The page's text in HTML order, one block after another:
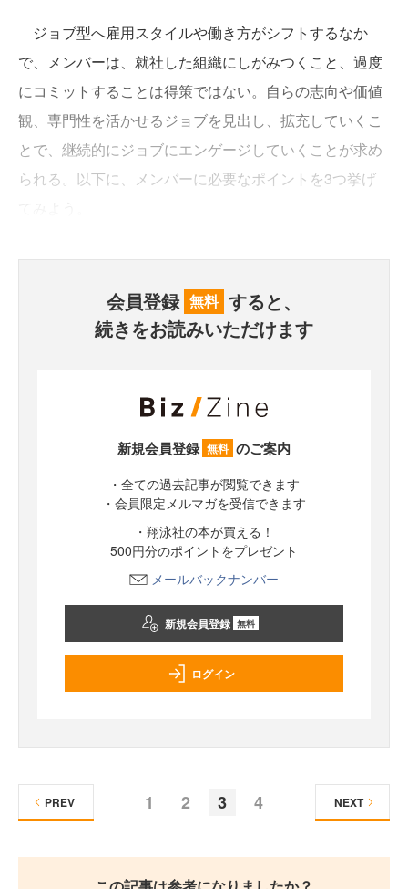
ジョブ型へ雇用スタイルや働き方がシフトするなか
で、メンバーは、就社した組織にしがみつくこと、過度
にコミットすることは得策ではない。自らの志向や価値
観、専門性を活かせるジョブを見出し、拡充していくこ
とで、継続的にジョブにエンゲージしていくことが求め
られる。以下に、メンバーに必要なポイントを3つ挙げ
会員登録 無料 すると、
続きをお読みいただけます
新規会員登録 無料 のご案内
・全ての過去記事が閲覧できます
・会員限定メルマガを受信できます
・翔泳社の本が買える！
500円分のポイントをプレゼント
メールバックナンバー
新規会員登録 無料
ログイン
1 2 3 4
PREV NEXT